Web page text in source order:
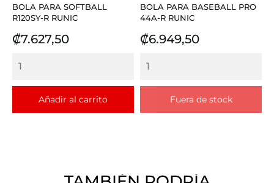
BOLA PARA SOFTBALL
R120SY-R RUNIC
Precio
₡7.627,50
Añadir al carrito
BOLA PARA BASEBALL PRO
44A-R RUNIC
Precio
₡6.949,50
Fuera de stock